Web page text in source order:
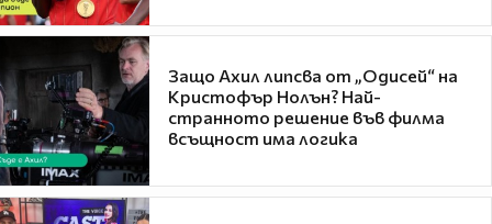
Защо Ахил липсва от „Одисей“ на
Кристофър Нолън? Най-
странното решение във филма
всъщност има логика